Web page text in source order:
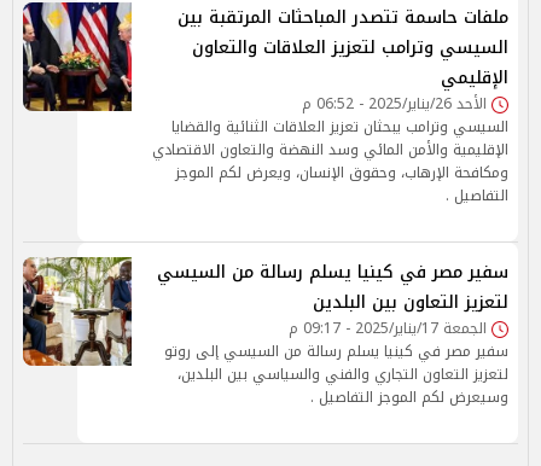
ملفات حاسمة تتصدر المباحثات المرتقبة بين
السيسي وترامب لتعزيز العلاقات والتعاون
الإقليمي
الأحد 26/يناير/2025 - 06:52 م
السيسي وترامب يبحثان تعزيز العلاقات الثنائية والقضايا
الإقليمية والأمن المائي وسد النهضة والتعاون الاقتصادي
ومكافحة الإرهاب، وحقوق الإنسان، ويعرض لكم الموجز
التفاصيل .
سفير مصر في كينيا يسلم رسالة من السيسي
لتعزيز التعاون بين البلدين
الجمعة 17/يناير/2025 - 09:17 م
سفير مصر في كينيا يسلم رسالة من السيسي إلى روتو
لتعزيز التعاون التجاري والفني والسياسي بين البلدين،
وسيعرض لكم الموجز التفاصيل .